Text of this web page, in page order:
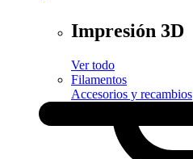
Impresión 3D
Ver todo
Filamentos
Accesorios y recambios